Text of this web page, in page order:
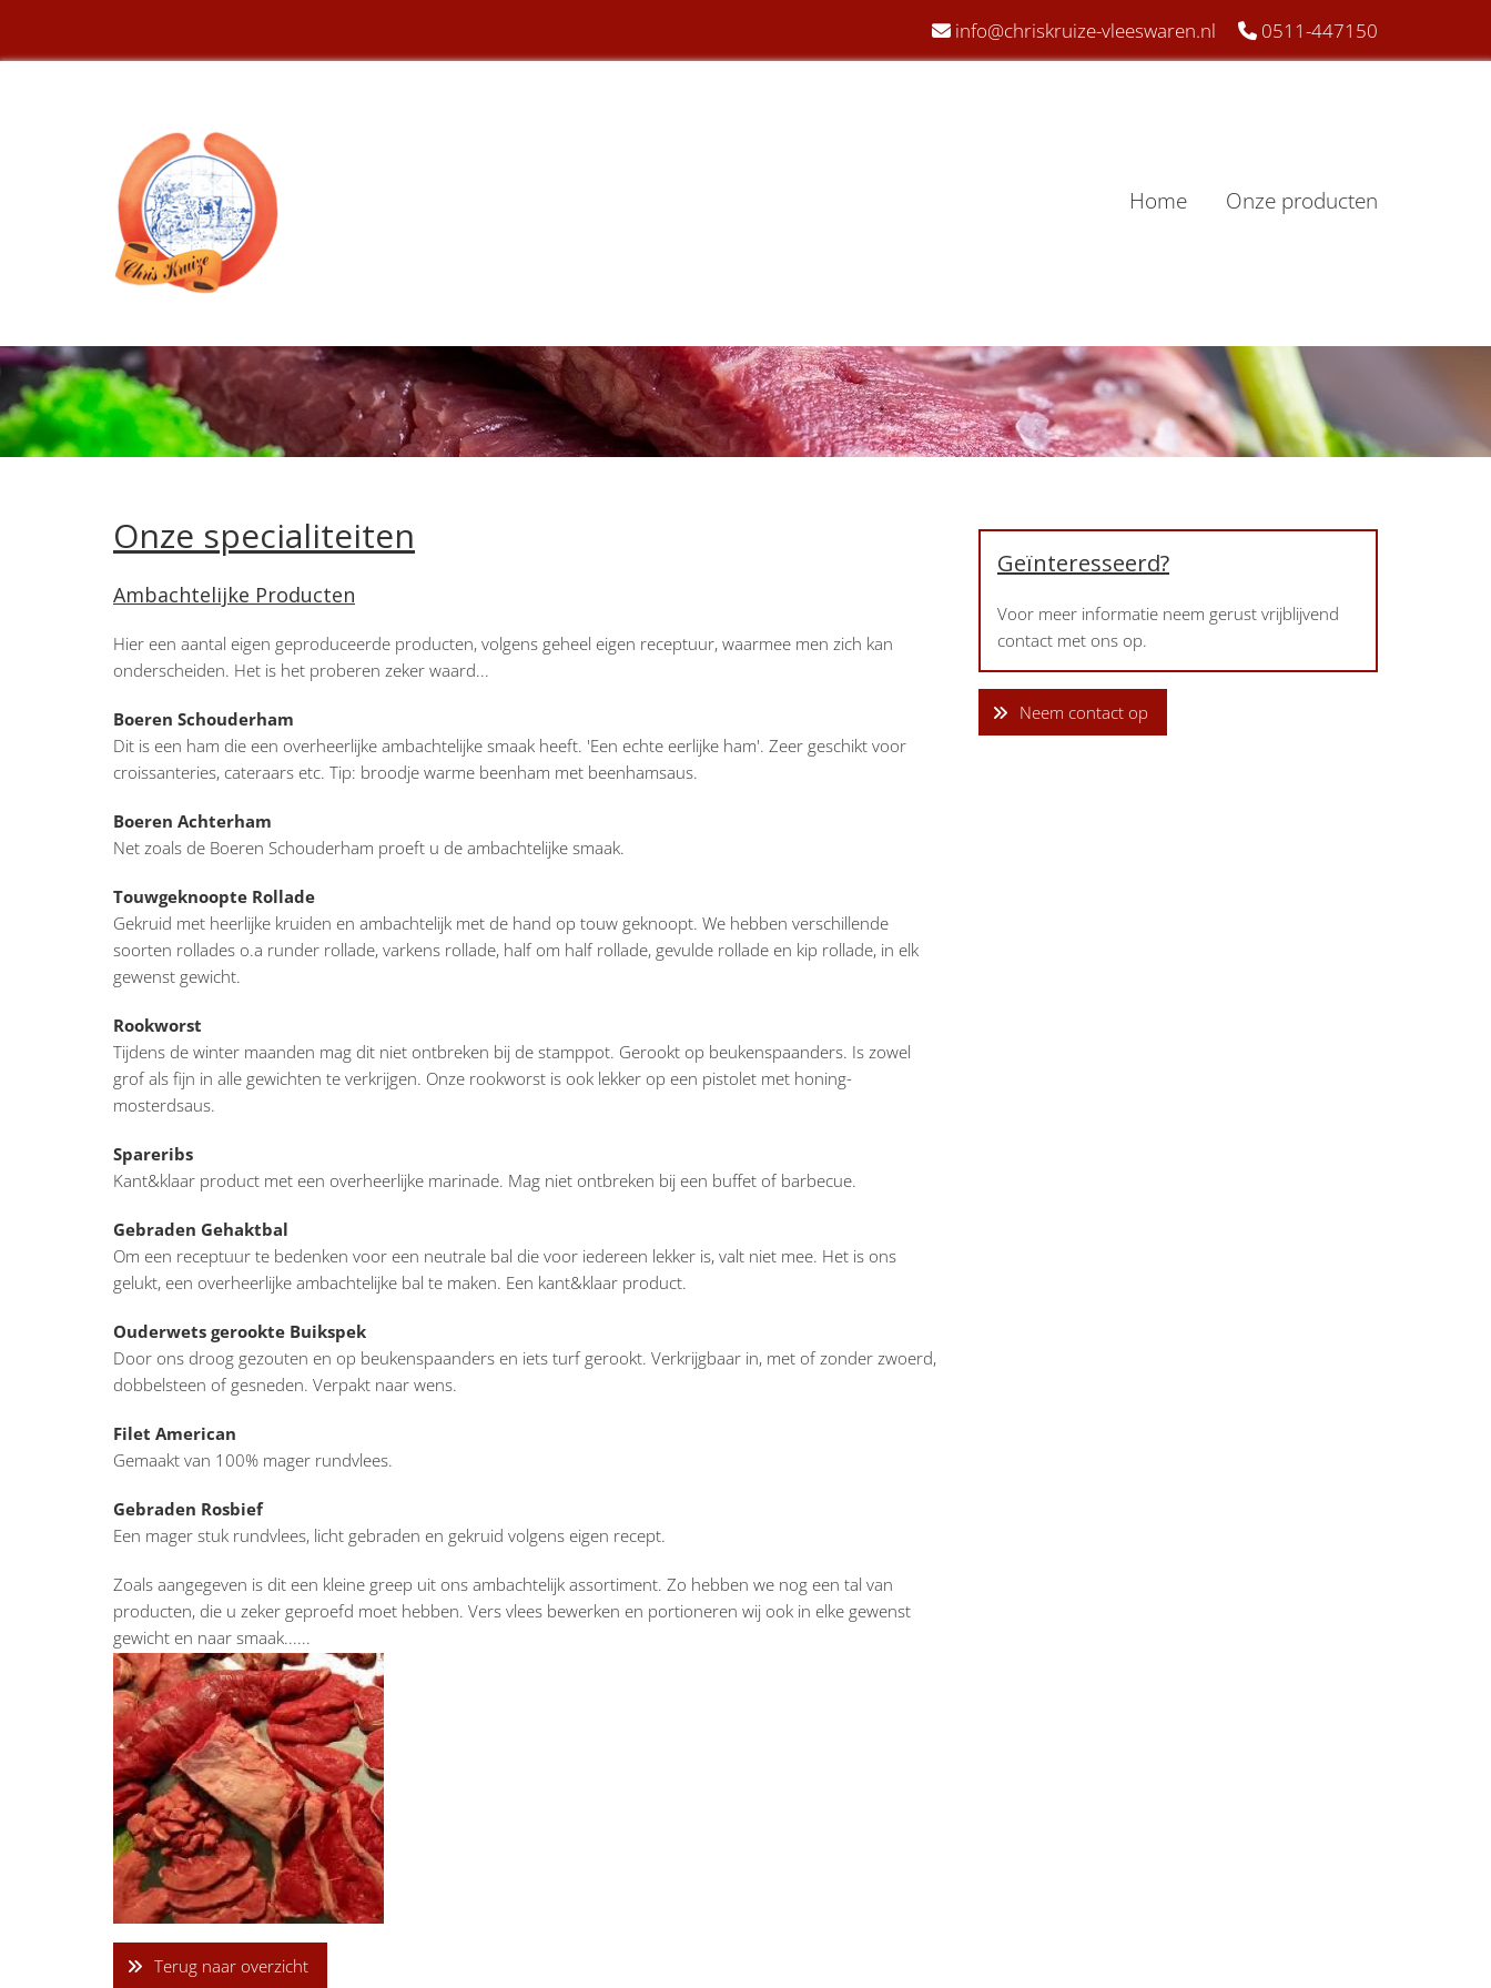
 info@chriskruize-vleeswaren.nl  0511-447150
Home Onze producten
Onze specialiteiten
Ambachtelijke Producten
Hier een aantal eigen geproduceerde producten, volgens geheel eigen receptuur, waarmee men zich kan
onderscheiden. Het is het proberen zeker waard...
Boeren Schouderham
Dit is een ham die een overheerlijke ambachtelijke smaak heeft. 'Een echte eerlijke ham'. Zeer geschikt voor
croissanteries, cateraars etc. Tip: broodje warme beenham met beenhamsaus.
Boeren Achterham
Net zoals de Boeren Schouderham proeft u de ambachtelijke smaak.
Touwgeknoopte Rollade
Gekruid met heerlijke kruiden en ambachtelijk met de hand op touw geknoopt. We hebben verschillende
soorten rollades o.a runder rollade, varkens rollade, half om half rollade, gevulde rollade en kip rollade, in elk
gewenst gewicht.
Rookworst
Tijdens de winter maanden mag dit niet ontbreken bij de stamppot. Gerookt op beukenspaanders. Is zowel
grof als fijn in alle gewichten te verkrijgen. Onze rookworst is ook lekker op een pistolet met honing-
mosterdsaus.
Spareribs
Kant&klaar product met een overheerlijke marinade. Mag niet ontbreken bij een buffet of barbecue.
Gebraden Gehaktbal
Om een receptuur te bedenken voor een neutrale bal die voor iedereen lekker is, valt niet mee. Het is ons
gelukt, een overheerlijke ambachtelijke bal te maken. Een kant&klaar product.
Ouderwets gerookte Buikspek
Door ons droog gezouten en op beukenspaanders en iets turf gerookt. Verkrijgbaar in, met of zonder zwoerd,
dobbelsteen of gesneden. Verpakt naar wens.
Filet American
Gemaakt van 100% mager rundvlees.
Gebraden Rosbief
Een mager stuk rundvlees, licht gebraden en gekruid volgens eigen recept.
Zoals aangegeven is dit een kleine greep uit ons ambachtelijk assortiment. Zo hebben we nog een tal van
producten, die u zeker geproefd moet hebben. Vers vlees bewerken en portioneren wij ook in elke gewenst
gewicht en naar smaak......
Terug naar overzicht
Geïnteresseerd?
Voor meer informatie neem gerust vrijblijvend
contact met ons op.
Neem contact op